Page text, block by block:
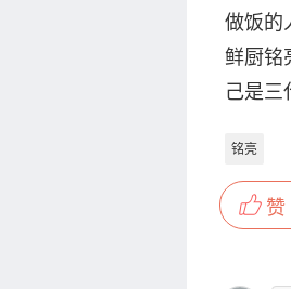
做饭的
鲜厨铭
己是三
铭亮
赞